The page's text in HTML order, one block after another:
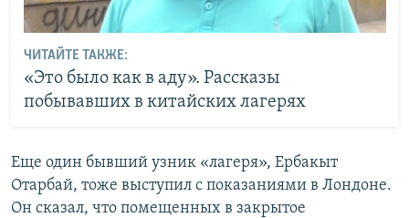
ЧИТАЙТЕ ТАКЖЕ:
«Это было как в аду». Рассказы
побывавших в китайских лагерях
Еще один бывший узник «лагеря», Ербакыт
Отарбай, тоже выступил с показаниями в Лондоне.
Он сказал, что помещенных в закрытое